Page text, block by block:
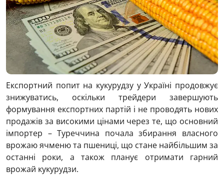
Експортний попит на кукурудзу у Україні продовжує
знижуватись, оскільки трейдери завершують
формування експортних партій і не проводять нових
продажів за високими цінами через те, що основний
імпортер – Туреччина почала збирання власного
врожаю ячменю та пшениці, що стане найбільшим за
останні роки, а також планує отримати гарний
врожай кукурудзи.